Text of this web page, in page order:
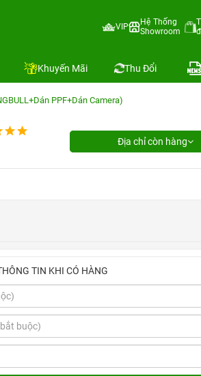
VIP
Hệ Thống
Showroom
Khuyến Mãi Thu Đổi
PPF+Dán Camera)
Địa chỉ còn hàng
TIN KHI CÓ HÀNG